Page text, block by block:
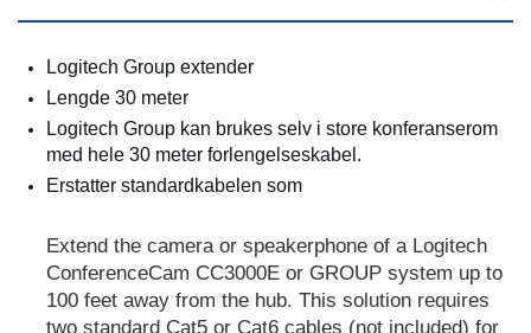
Logitech Group extender
Lengde 30 meter
Logitech Group kan brukes selv i store konferanserom
med hele 30 meter forlengelseskabel.
Erstatter standardkabelen som
Extend the camera or speakerphone of a Logitech
ConferenceCam CC3000E or GROUP system up to
100 feet away from the hub. This solution requires
two standard Cat5 or Cat6 cables (not included) for